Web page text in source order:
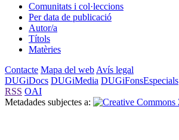
Comunitats i col·leccions
Per data de publicació
Autor/a
Títols
Matèries
Contacte Mapa del web Avís legal
DUGiDocs DUGiMedia DUGiFonsEspecials
RSS OAI
Metadades subjectes a: